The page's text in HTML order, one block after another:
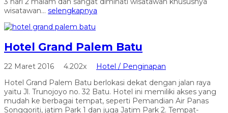
wisatawan... selengkapnya
Hotel Grand Palem Batu
22 Maret 2016 4.202x
Hotel / Penginapan
Hotel Grand Palem Batu berlokasi dekat dengan jalan raya
yaitu Jl. Trunojoyo no. 32 Batu. Hotel ini memiliki akses yang
mudah ke berbagai tempat, seperti Pemandian Air Panas
Songgoriti, jatim Park 1 dan juga Jatim Park 2. Tempat-